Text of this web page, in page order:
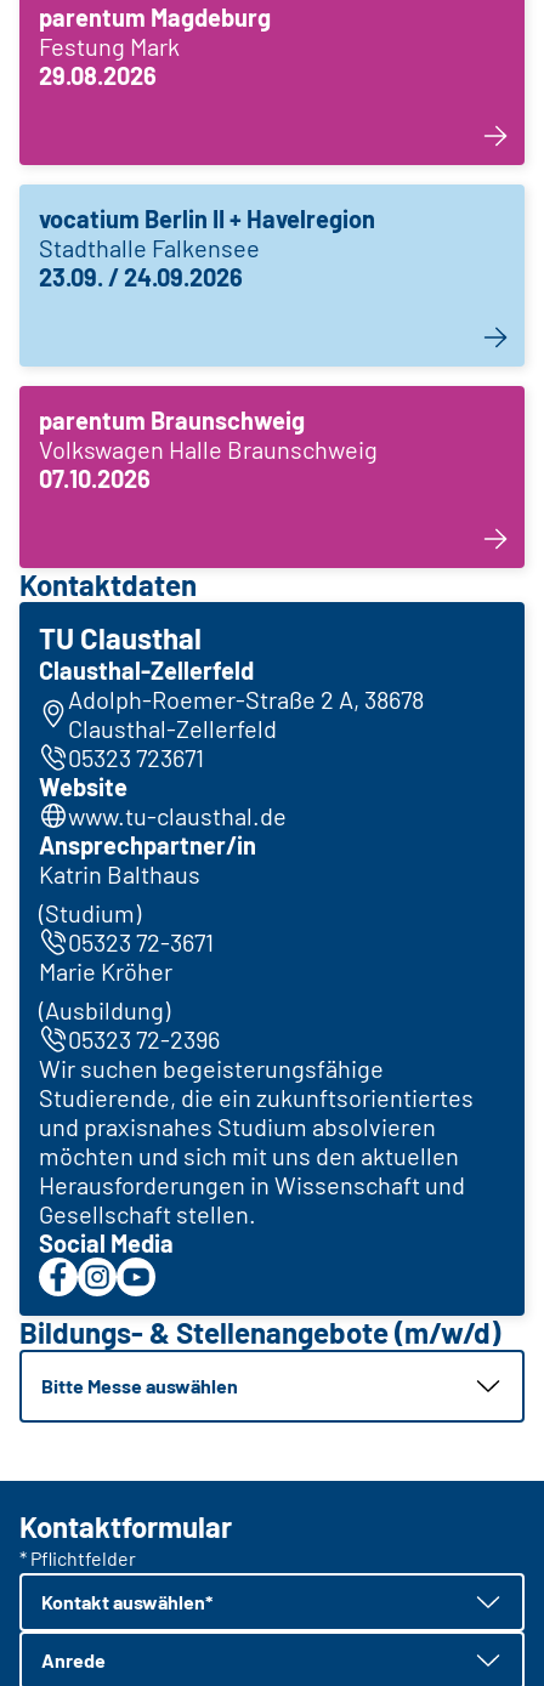
parentum Magdeburg
Festung Mark
29.08.2026
vocatium Berlin II + Havelregion
Stadthalle Falkensee
23.09. / 24.09.2026
parentum Braunschweig
Volkswagen Halle Braunschweig
07.10.2026
Kontaktdaten
TU Clausthal
Clausthal-Zellerfeld
Adolph-Roemer-Straße 2 A, 38678
Clausthal-Zellerfeld
05323 723671
Website
www.tu-clausthal.de
Ansprechpartner/in
Katrin Balthaus
(Studium)
05323 72-3671
Marie Kröher
(Ausbildung)
05323 72-2396
Wir suchen begeisterungsfähige
Studierende, die ein zukunftsorientiertes
und praxisnahes Studium absolvieren
möchten und sich mit uns den aktuellen
Herausforderungen in Wissenschaft und
Gesellschaft stellen.
Social Media
Bildungs- & Stellenangebote (m/w/d)
Bitte Messe auswählen
Kontaktformular
* Pflichtfelder
Kontakt auswählen*
Anrede